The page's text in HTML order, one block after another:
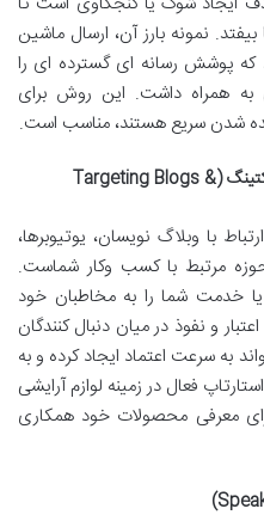
نمونه بارز آن، ارسال ماشین
پوشش رسانه ای گسترده ای را
به همراه داشت. این روش برای
شدن سریع هستند، مناسب است.
۱۱. وبلاگ های هدفمند و اینفلوئنسر مارکتینگ (Targeting Blogs &
با وبلاگ نویسان، یوتیوبرها،
حوزه مرتبط با کسب وکار شماست.
شما را به مخاطبان خود
و نفوذ در میان دنبال کنندگان
به سرعت اعتماد ایجاد کرده و به
فعال در زمینه لوازم آرایشی
معرفی محصولات خود همکاری